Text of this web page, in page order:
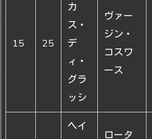
15 25
カ
ス・
デ
ィ・
グラ
ッシ
ヴァー
ジン・
コスワ
ース
ヘイ
ロータ